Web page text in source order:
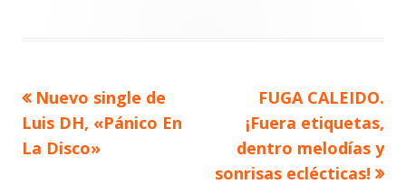
Navegación
de
Artículo
anterior
Nuevo single de
Luis DH, «Pánico En
La Disco»
Artículo
siguiente
FUGA CALEIDO.
¡Fuera etiquetas,
dentro melodías y
sonrisas eclécticas!